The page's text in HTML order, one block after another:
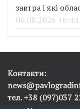
завтра і які
06.08.2026 16:44
Контакти:
тел. +38 (097)037